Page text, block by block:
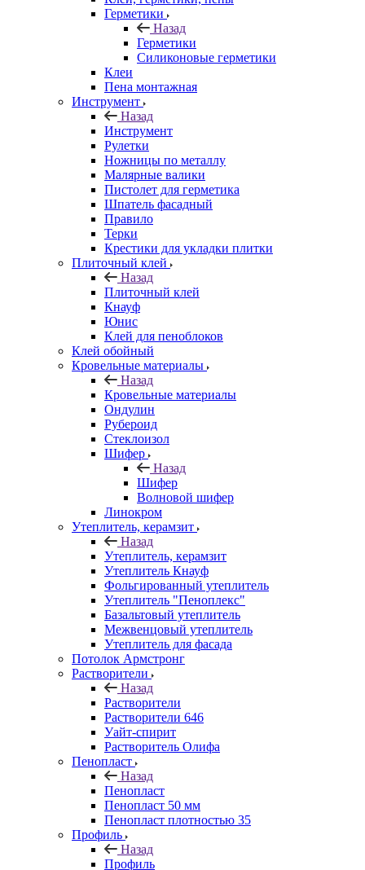
Герметики
Назад
Герметики
Силиконовые герметики
Клеи
Пена монтажная
Инструмент
Назад
Инструмент
Рулетки
Ножницы по металлу
Малярные валики
Пистолет для герметика
Шпатель фасадный
Правило
Терки
Крестики для укладки плитки
Плиточный клей
Назад
Плиточный клей
Кнауф
Юнис
Клей для пеноблоков
Клей обойный
Кровельные материалы
Назад
Кровельные материалы
Ондулин
Рубероид
Стеклоизол
Шифер
Назад
Шифер
Волновой шифер
Линокром
Утеплитель, керамзит
Назад
Утеплитель, керамзит
Утеплитель Кнауф
Фольгированный утеплитель
Утеплитель "Пеноплекс"
Базальтовый утеплитель
Межвенцовый утеплитель
Утеплитель для фасада
Потолок Армстронг
Растворители
Назад
Растворители
Растворители 646
Уайт-спирит
Растворитель Олифа
Пенопласт
Назад
Пенопласт
Пенопласт 50 мм
Пенопласт плотностью 35
Профиль
Назад
Профиль